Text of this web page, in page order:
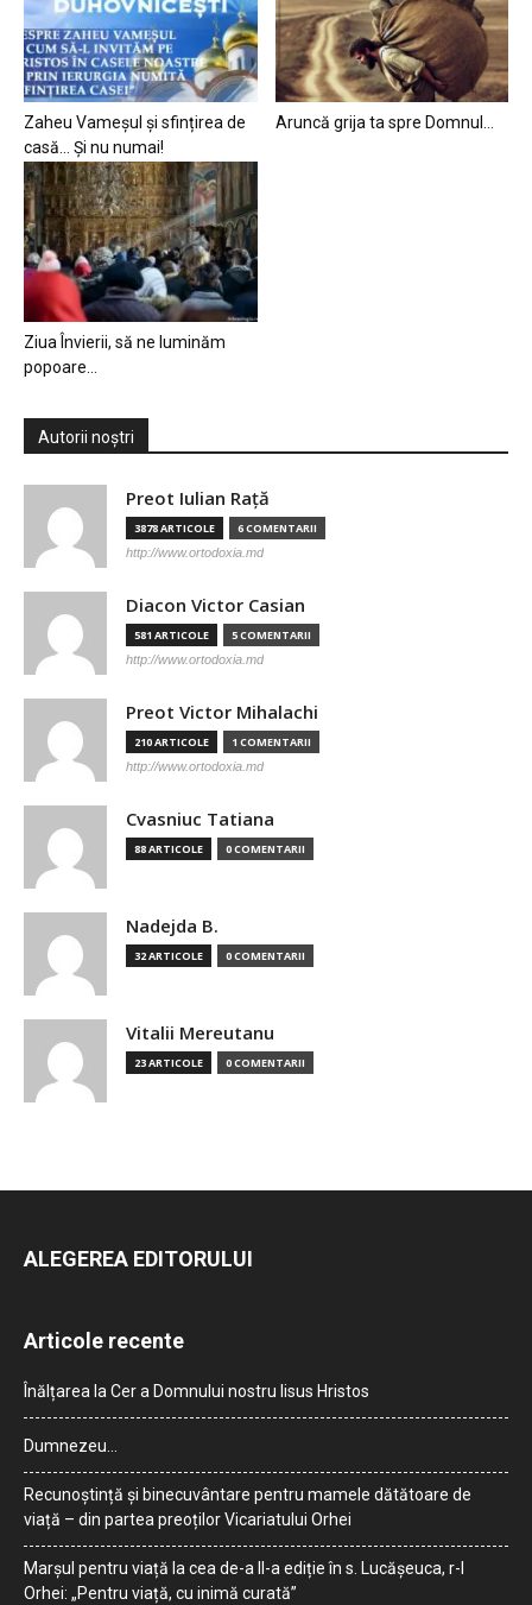
Zaheu Vameșul și sfințirea de
casă… Și nu numai!
Aruncă grija ta spre Domnul…
Ziua Învierii, să ne luminăm
popoare…
Autorii noștri
Preot Iulian Raţă
3878 ARTICOLE 6 COMENTARII
http://www.ortodoxia.md
Diacon Victor Casian
581 ARTICOLE 5 COMENTARII
http://www.ortodoxia.md
Preot Victor Mihalachi
210 ARTICOLE 1 COMENTARII
http://www.ortodoxia.md
Cvasniuc Tatiana
88 ARTICOLE 0 COMENTARII
Nadejda B.
32 ARTICOLE 0 COMENTARII
Vitalii Mereutanu
23 ARTICOLE 0 COMENTARII
ALEGEREA EDITORULUI
Articole recente
Înălțarea la Cer a Domnului nostru Iisus Hristos
Dumnezeu…
Recunoștință și binecuvântare pentru mamele dătătoare de
viață – din partea preoților Vicariatului Orhei
Marșul pentru viață la cea de-a II-a ediție în s. Lucășeuca, r-l
Orhei: „Pentru viață, cu inimă curată”